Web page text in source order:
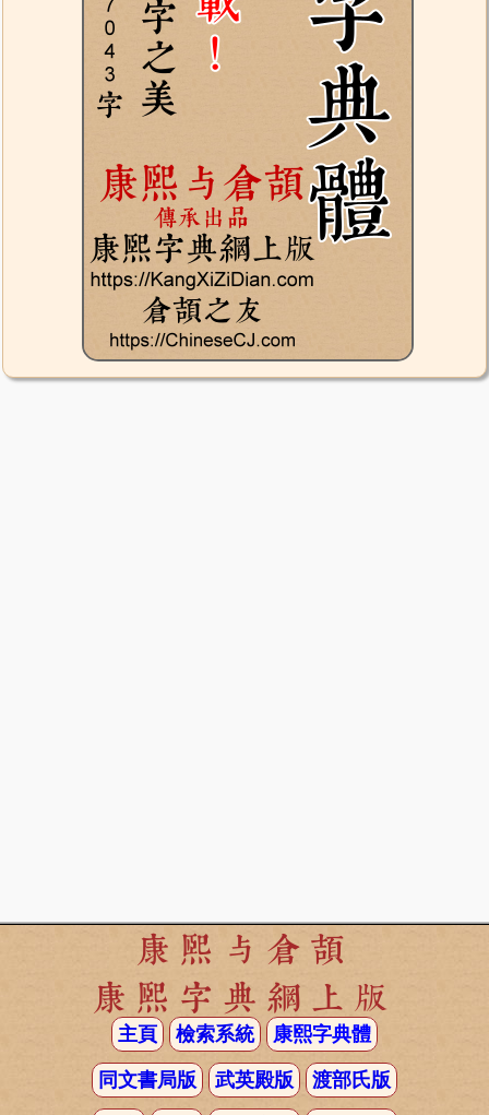
康熙与倉頡
康熙字典網上版
主頁 檢索系統 康熙字典體
同文書局版 武英殿版 渡部氏版